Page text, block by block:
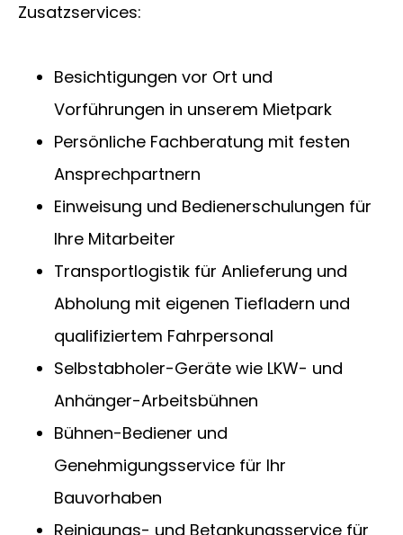
Zusatzservices:
Besichtigungen vor Ort und
Vorführungen in unserem Mietpark
Persönliche Fachberatung mit festen
Ansprechpartnern
Einweisung und Bedienerschulungen für
Ihre Mitarbeiter
Transportlogistik für Anlieferung und
Abholung mit eigenen Tiefladern und
qualifiziertem Fahrpersonal
Selbstabholer-Geräte wie LKW- und
Anhänger-Arbeitsbühnen
Bühnen-Bediener und
Genehmigungsservice für Ihr
Bauvorhaben
Reinigungs- und Betankungsservice für